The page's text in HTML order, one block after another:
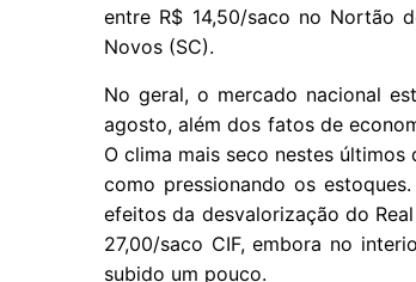
entre R$ 14,50/saco no Nortão
Novos (SC).
No geral, o mercado nacional
agosto, além dos fatos de
O clima mais seco nestes
como pressionando os
efeitos da desvalorização do
27,00/saco CIF, embora no
subido um pouco.